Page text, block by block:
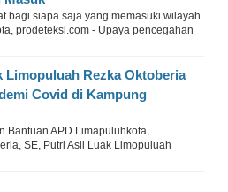
bagi siapa saja yang memasuki wilayah
prodeteksi.com - Upaya pencegahan
Limopuluah Rezka Oktoberia
Covid di Kampung
Bantuan APD Limapuluhkota,
SE, Putri Asli Luak Limopuluah